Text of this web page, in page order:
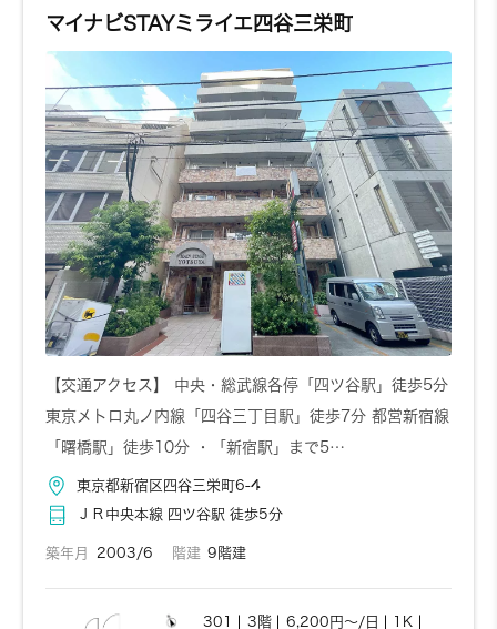
マイナビSTAYミライエ四谷三栄町
【交通アクセス】 中央・総武線各停「四ツ谷駅」徒歩5分
東京メトロ丸ノ内線「四谷三丁目駅」徒歩7分 都営新宿線
「曙橋駅」徒歩10分 ・「新宿駅」まで5…
東京都新宿区四谷三栄町6-4
ＪＲ中央本線 四ツ谷駅 徒歩5分
築年月 2003/6 階建 9階建
301 3階 6,200円～/日
1K